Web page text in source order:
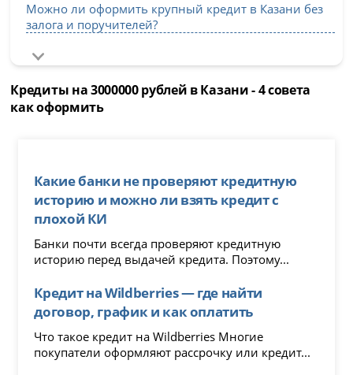
Можно ли оформить крупный кредит в Казани без
залога и поручителей?
Кредиты на 3000000 рублей в Казани - 4 совета
как оформить
Какие банки не проверяют кредитную
историю и можно ли взять кредит с
плохой КИ
Банки почти всегда проверяют кредитную
историю перед выдачей кредита. Поэтому...
Кредит на Wildberries — где найти
договор, график и как оплатить
Что такое кредит на Wildberries Многие
покупатели оформляют рассрочку или кредит...